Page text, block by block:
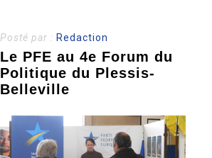
Posté par : Redaction
Le PFE au 4e Forum du
Politique du Plessis-
Belleville